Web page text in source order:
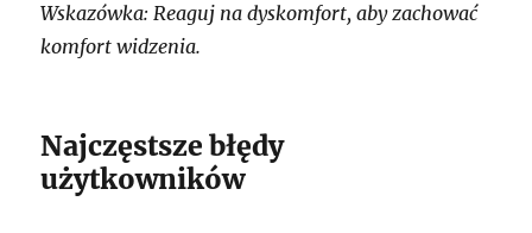
Wskazówka: Reaguj na dyskomfort, aby zachować
komfort widzenia.
Najczęstsze błędy
użytkowników